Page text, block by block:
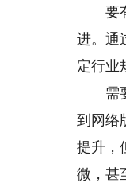
要有
进。通
定行业
需要
到网络
提升，
微，甚